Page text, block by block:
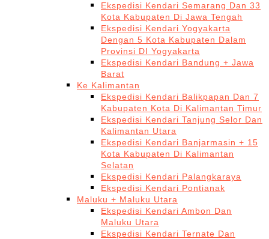
Ekspedisi Kendari Semarang Dan 33
Kota Kabupaten Di Jawa Tengah
Ekspedisi Kendari Yogyakarta
Dengan 5 Kota Kabupaten Dalam
Provinsi DI Yogyakarta
Ekspedisi Kendari Bandung + Jawa
Barat
Ke Kalimantan
Ekspedisi Kendari Balikpapan Dan 7
Kabupaten Kota Di Kalimantan Timur
Ekspedisi Kendari Tanjung Selor Dan
Kalimantan Utara
Ekspedisi Kendari Banjarmasin + 15
Kota Kabupaten Di Kalimantan
Selatan
Ekspedisi Kendari Palangkaraya
Ekspedisi Kendari Pontianak
Maluku + Maluku Utara
Ekspedisi Kendari Ambon Dan
Maluku Utara
Ekspedisi Kendari Ternate Dan